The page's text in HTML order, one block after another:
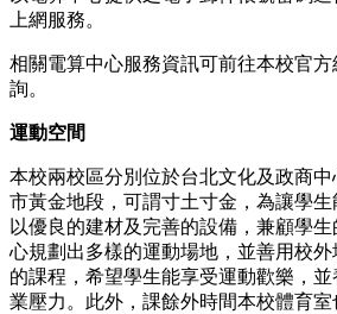
上網服務。
相關電算中心服務資訊可前往本校官方
詢。
運動空間
本校兩校區分別位於台北文化及政商
市黃金地段，可謂寸土寸金，為讓學
以優良的建材及完善的設備，兼顧學
心規劃出多樣的運動場地，並善用校
的課程，希望學生能享受運動歡樂，
業壓力。此外，課餘外時間本校體育